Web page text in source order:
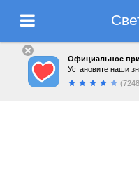
Официальное
Установите наши